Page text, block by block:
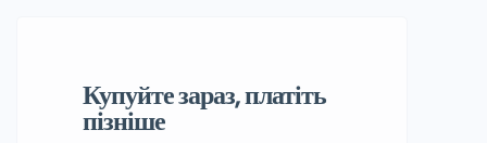
Купуйте зараз, платіть
пізніше